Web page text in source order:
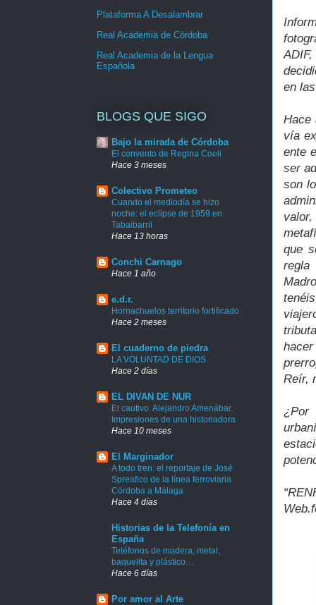
en
Hace
vía
ente
ser
son
que
Reír,
Plataforma A Desalambrar
Real Academia de Córdoba
Real Academia de la Lengua
Española
BLOGS QUE SIGO
Bajo la mirada de Córdoba
El convento de Regina Coeli
Hace 3 meses
Colectivo Prometeo
Cuando el mediodía se hizo
noche: el eclipse de 1959 en
Tabaibarril
Hace 13 horas
Conchi Carnago
Hace 1 año
e.d.r.
Hornachuelos territorio fortificado
Hace 2 meses
El cuaderno de piedra
LA VOLUNTAD DE DIOS
Hace 2 días
EL DIVAN DE NUR
El cautivo. Alejandro Amenábar.
Impresiones de una historiadora
Hace 10 meses
El Marginador
A todo tren: el reportaje de José
Spreafico de la línea ferroviaria
Córdoba a Málaga
Hace 4 días
Historias de la Telefonía en
España
Teléfonos de madera, metal,
baquelita y plástico…
Hace 6 días
Por amor al Arte